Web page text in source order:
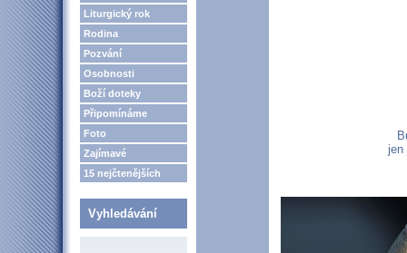
Liturgický rok
Rodina
Pozvání
Osobnosti
Boží doteky
Připomínáme
Foto
Zajímavé
15 nejčtenějších
Vyhledávání
jen